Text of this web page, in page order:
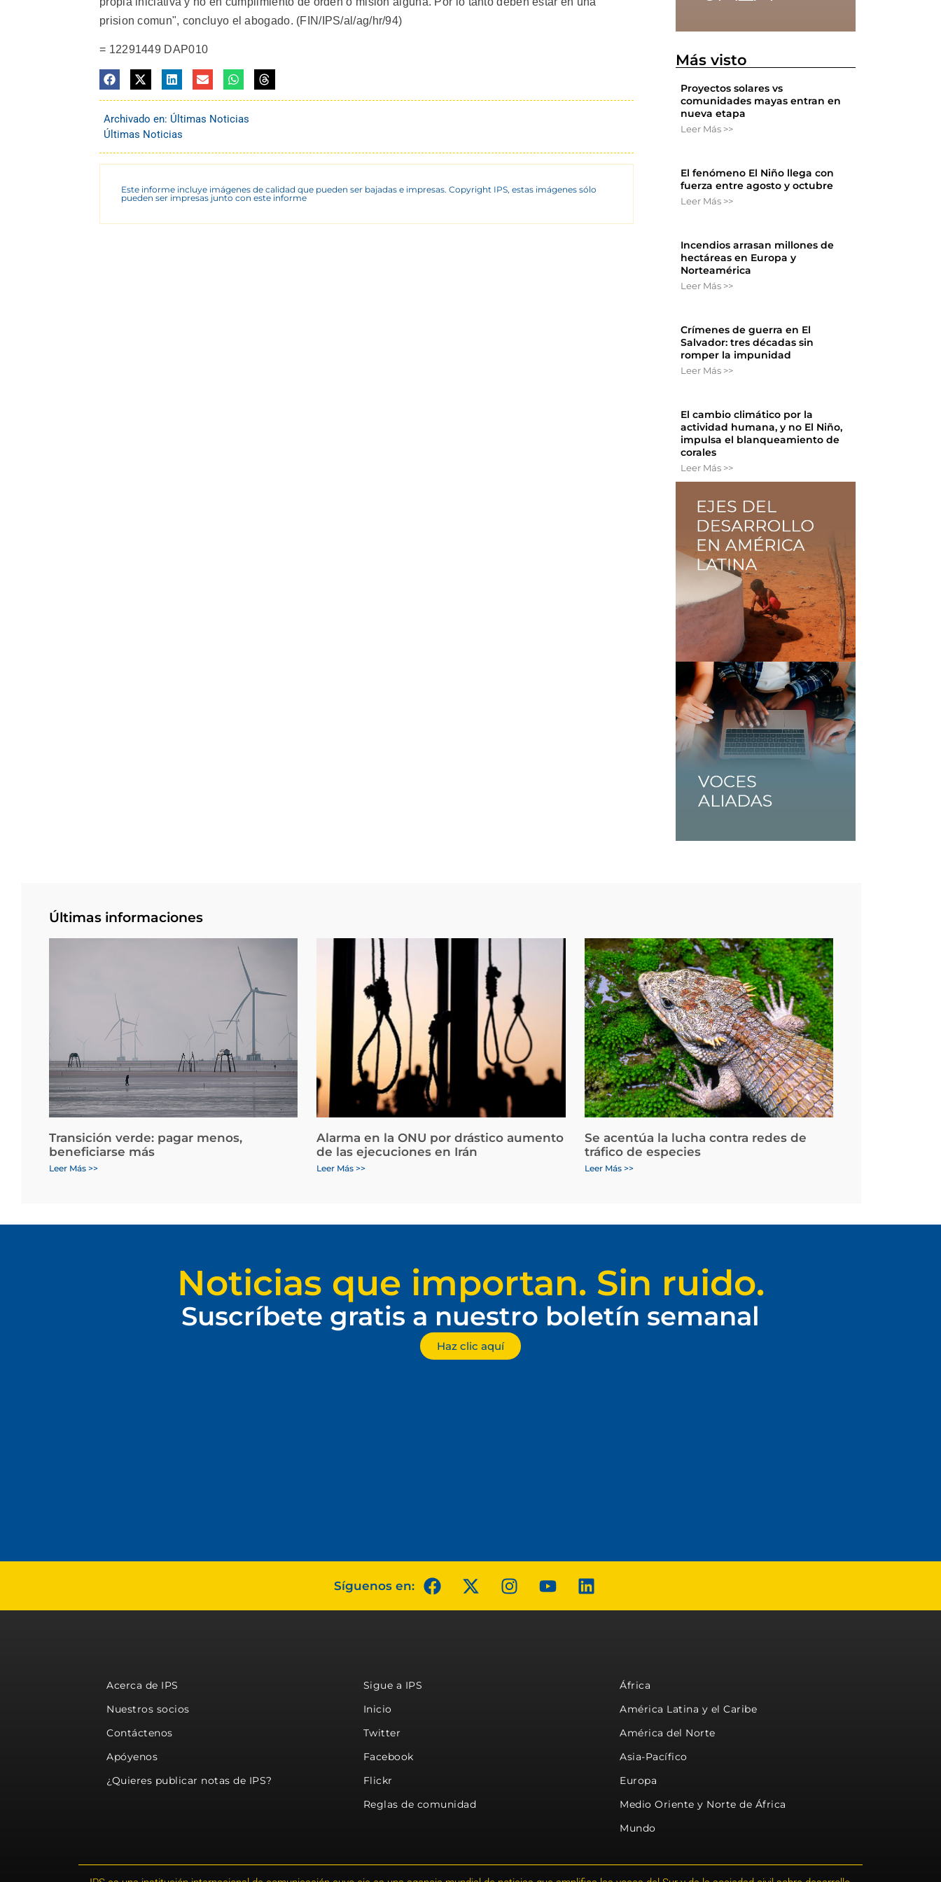
prision comun", concluyo el abogado. (FIN/IPS/al/ag/hr/94)
= 12291449 DAP010
Archivado en: Últimas Noticias
Últimas Noticias
Este informe incluye imágenes de calidad que pueden ser bajadas e impresas. Copyright IPS, estas imágenes sólo
pueden ser impresas junto con este informe
Más visto
Proyectos solares vs
comunidades mayas entran en
nueva etapa
Leer Más >>
El fenómeno El Niño llega con
fuerza entre agosto y octubre
Leer Más >>
Incendios arrasan millones de
hectáreas en Europa y
Norteamérica
Leer Más >>
Crímenes de guerra en El
Salvador: tres décadas sin
romper la impunidad
Leer Más >>
El cambio climático por la
actividad humana, y no El Niño,
impulsa el blanqueamiento de
corales
Leer Más >>
Últimas informaciones
Transición verde: pagar menos,
beneficiarse más
Leer Más >>
Alarma en la ONU por drástico aumento
de las ejecuciones en Irán
Leer Más >>
Se acentúa la lucha contra redes de
tráfico de especies
Leer Más >>
Noticias que importan. Sin ruido.
Suscríbete gratis a nuestro boletín semanal
Haz clic aquí
Síguenos en:
Acerca de IPS
Nuestros socios
Contáctenos
Apóyenos
¿Quieres publicar notas de IPS?
Sigue a IPS
Inicio
Twitter
Facebook
Flickr
Reglas de comunidad
África
América Latina y el Caribe
América del Norte
Asia-Pacífico
Europa
Medio Oriente y Norte de África
Mundo